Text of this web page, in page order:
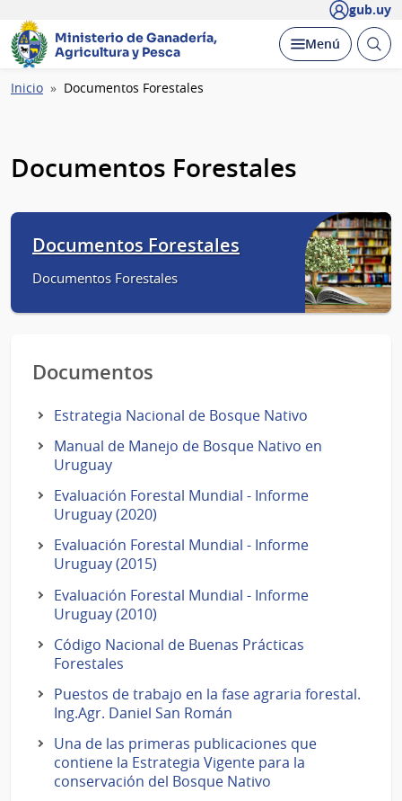
gub.uy
Ministerio de Ganadería,
Agricultura y Pesca
Desplegar
Menú Abrir
Ruta
Inicio Documentos Forestales
Documentos Forestales
Documentos Forestales
Documentos Forestales
Documentos
Estrategia Nacional de Bosque Nativo
Manual de Manejo de Bosque Nativo en
Uruguay
Evaluación Forestal Mundial - Informe
Uruguay (2020)
Evaluación Forestal Mundial - Informe
Uruguay (2015)
Evaluación Forestal Mundial - Informe
Uruguay (2010)
Código Nacional de Buenas Prácticas
Forestales
Puestos de trabajo en la fase agraria forestal.
Ing.Agr. Daniel San Román
Una de las primeras publicaciones que
contiene la Estrategia Vigente para la
conservación del Bosque Nativo